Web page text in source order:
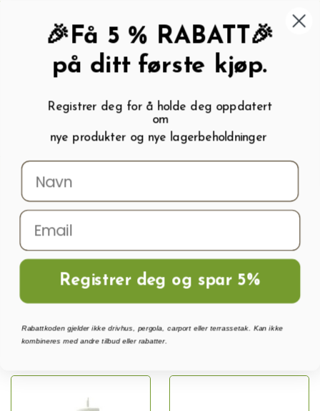
My wishlist ( 0
Menu Søk Logg inn Handlevogn
Hjem
Regnsensor
🎉Få 5 % RABATT🎉
på ditt første kjøp.
Registrer deg for å holde deg oppdatert
om
nye produkter og nye lagerbeholdninger
Registrer deg og spar 5%
Rabattkoden gjelder ikke drivhus, pergola, carport eller terrassetak. Kan ikke
kombineres med andre tilbud eller rabatter.